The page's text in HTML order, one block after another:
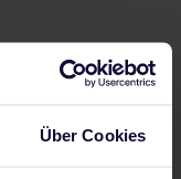
Über Cookies
Zürich, einer
die von der